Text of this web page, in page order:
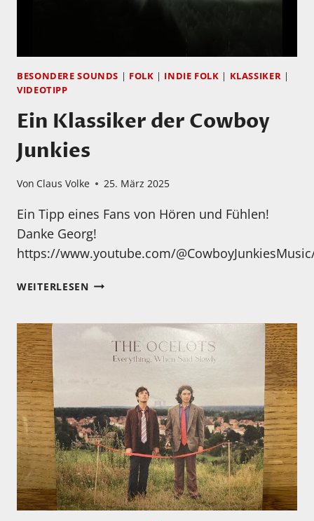
BESONDERE SOUNDS | FOLK | INDIE FOLK | KLASSIKER |
VIDEOTIPP
Ein Klassiker der Cowboy
Junkies
Von Claus Volke 25. März 2025
Ein Tipp eines Fans von Hören und Fühlen!
Danke Georg!
https://www.youtube.com/
WEITERLESENEIN
COWBOY
JUNKIES